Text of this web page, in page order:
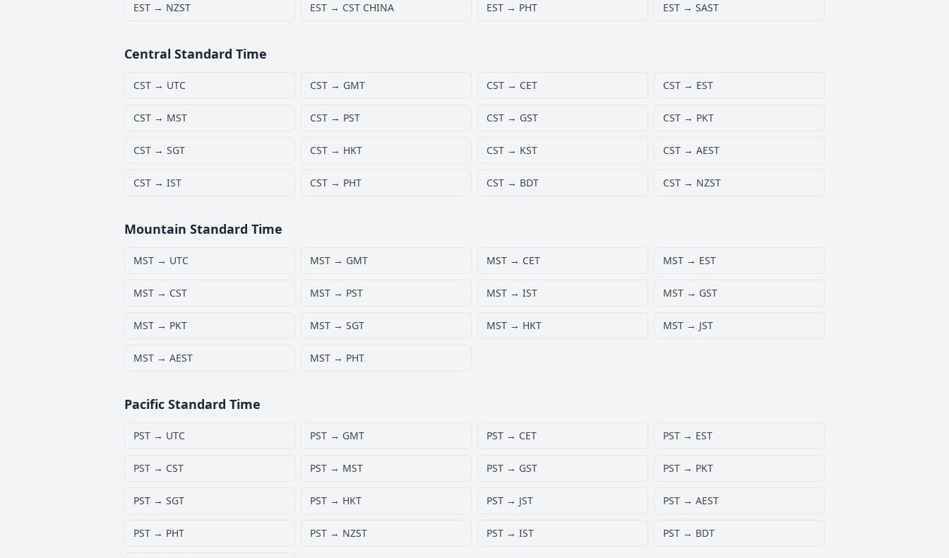
EST → NZST EST → CST CHINA EST → PHT EST → SAST
Central Standard Time
CST → UTC CST → GMT CST → CET CST → EST
CST → MST CST → PST CST → GST CST → PKT
CST → SGT CST → HKT CST → KST CST → AEST
CST → IST CST → PHT CST → BDT CST → NZST
Mountain Standard Time
MST → UTC MST → GMT MST → CET MST → EST
MST → CST MST → PST MST → IST MST → GST
MST → PKT MST → SGT MST → HKT MST → JST
MST → AEST MST → PHT
Pacific Standard Time
PST → UTC PST → GMT PST → CET PST → EST
PST → CST PST → MST PST → GST PST → PKT
PST → SGT PST → HKT PST → JST PST → AEST
PST → PHT PST → NZST PST → IST PST → BDT